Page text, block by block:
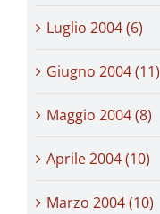
Luglio 2004 (6)
Giugno 2004 (11)
Maggio 2004 (8)
Aprile 2004 (10)
Marzo 2004 (10)